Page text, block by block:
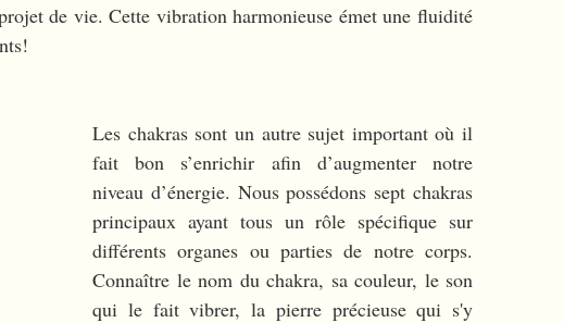
de vie. Cette vibration harmonieuse émet une fluidité
Les chakras sont un autre sujet important où il
fait bon s’enrichir afin d’augmenter notre
niveau d’énergie. Nous possédons sept chakras
principaux ayant tous un rôle spécifique sur
différents organes ou parties de notre corps.
Connaître le nom du chakra, sa couleur, le son
qui le fait vibrer, la pierre précieuse qui s'y